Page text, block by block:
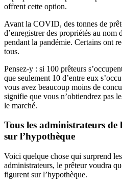
offrent cette option.
Avant la COVID, des tonnes de
d’enregistrer des propriétés au nom
pendant la pandémie. Certains ont
tous.
Pensez-y : si 100 prêteurs
que seulement 10 d’entre eux
vous avez beaucoup moins de
signifie que vous n’obtiendrez pas
le marché.
Tous les administrateurs
sur l’hypothèque
Voici quelque chose qui surprend
administrateurs, le prêteur voudra
figurent sur l’hypothèque.